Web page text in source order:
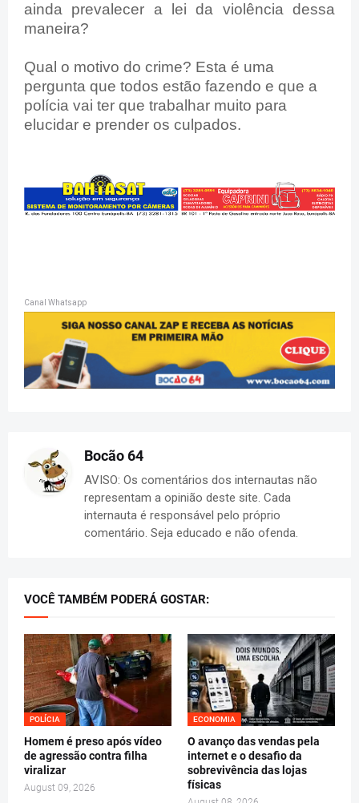
ainda prevalecer a lei da violência dessa
maneira?
Qual o motivo do crime? Esta é uma
pergunta que todos estão fazendo e que a
polícia vai ter que trabalhar muito para
elucidar e prender os culpados.
Canal Whatsapp
Bocão 64
AVISO: Os comentários dos internautas não
representam a opinião deste site. Cada
internauta é responsável pelo próprio
comentário. Seja educado e não ofenda.
VOCÊ TAMBÉM PODERÁ GOSTAR:
POLÍCIA
Homem é preso após vídeo
de agressão contra filha
viralizar
August 09, 2026
ECONOMIA
O avanço das vendas pela
internet e o desafio da
sobrevivência das lojas
físicas